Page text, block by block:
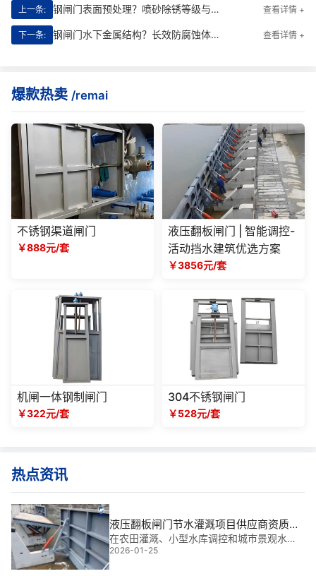
上一条: 钢闸门表面预处理？喷砂除锈等级与粗糙度验收标准 查看详情 +
下一条: 钢闸门水下金属结构？长效防腐蚀体系与涂层配套方案 查看详情 +
爆款热卖 /remai
不锈钢渠道闸门
￥888元/套
液压翻板闸门 | 智能调控-
活动挡水建筑优选方案
￥3856元/套
机闸一体钢制闸门
￥322元/套
304不锈钢闸门
￥528元/套
热点资讯
液压翻板闸门节水灌溉项目供应商资质及
案例参考|**智能，**控水的工程利器
在农田灌溉、小型水库调控和城市景观水系
管理中，液压翻板闸门正成为提升水资源利
用效率的核心装备。它不仅实现自动启闭、
2026-01-25